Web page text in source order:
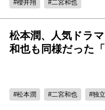
櫻井翔 二宮和也
松本潤、人気ドラ
和也も同様だった
松本潤 二宮和也 独立